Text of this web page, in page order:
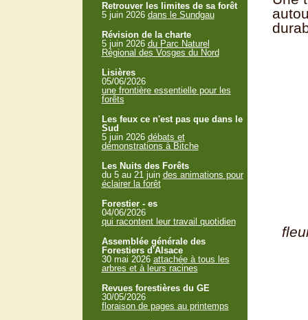
Retrouver les limites de sa forêt
5 juin 2026 dans le Sundgau
Révision de la charte
5 juin 2026 du Parc Naturel
Régional des Vosges du Nord
Lisières
05/06/2026
une frontière essentielle pour les
forêts
Les feux ce n'est pas que dans le
Sud
5 juin 2026 débats et
démonstrations à Bitche
Les Nuits des Forêts
du 5 au 21 juin des animations pour
éclairer la forêt
Forestier - es
04/06/2026
qui racontent leur travail quotidien
Assemblée générale des
Forestiers d'Alsace
30 mai 2026 attachée à tous les
arbres et à leurs racines
Revues forestières du GE
30/05/2026
floraison de pages au printemps